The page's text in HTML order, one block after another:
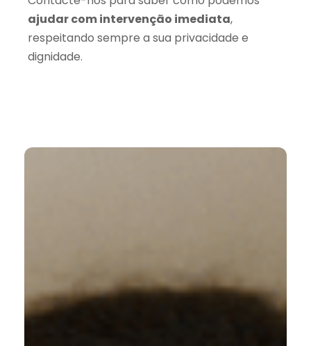
ajudar com intervenção imediata,
respeitando sempre a sua privacidade e
dignidade.